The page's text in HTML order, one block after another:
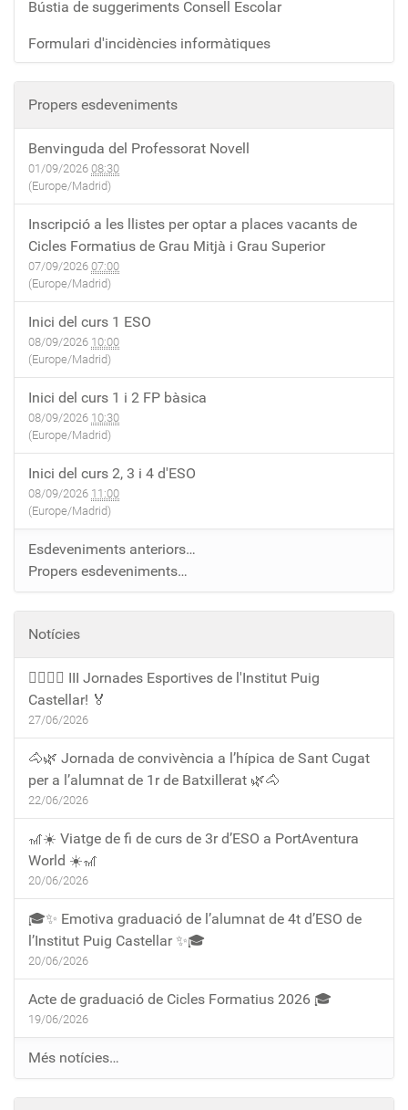
Bústia de suggeriments Consell Escolar
Formulari d'incidències informàtiques
Propers esdeveniments
Benvinguda del Professorat Novell
01/09/2026 08:30
(Europe/Madrid)
Inscripció a les llistes per optar a places vacants de
Cicles Formatius de Grau Mitjà i Grau Superior
07/09/2026 07:00
(Europe/Madrid)
Inici del curs 1 ESO
08/09/2026 10:00
(Europe/Madrid)
Inici del curs 1 i 2 FP bàsica
08/09/2026 10:30
(Europe/Madrid)
Inici del curs 2, 3 i 4 d'ESO
08/09/2026 11:00
(Europe/Madrid)
Esdeveniments anteriors…
Propers esdeveniments…
Notícies
🏃‍♀️🏃‍♂️ III Jornades Esportives de l'Institut Puig
Castellar! 🏅
27/06/2026
🐴🌿 Jornada de convivència a l’hípica de Sant Cugat
per a l’alumnat de 1r de Batxillerat 🌿🐴
22/06/2026
🎢☀️ Viatge de fi de curs de 3r d’ESO a PortAventura
World ☀️🎢
20/06/2026
🎓✨ Emotiva graduació de l’alumnat de 4t d’ESO de
l’Institut Puig Castellar ✨🎓
20/06/2026
Acte de graduació de Cicles Formatius 2026 🎓
19/06/2026
Més notícies…